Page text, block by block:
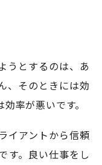
うとするのは、あ
、そのときには効
率が悪いです。
イアントから信頼
す。良い仕事をし